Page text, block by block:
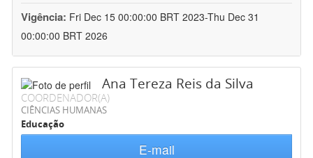
Vigência: Fri Dec 15 00:00:00 BRT 2023-Thu Dec 31
00:00:00 BRT 2026
Ana Tereza Reis da Silva
COORDENADOR(A)
CIÊNCIAS HUMANAS
Educação
E-mail